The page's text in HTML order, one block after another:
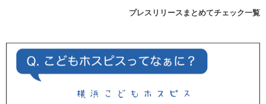
プレスリリースまとめてチェック一覧